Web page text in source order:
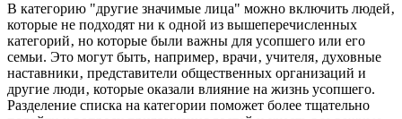
В категорию "другие значимые лица" можно включить людей‚
которые не подходят ни к одной из вышеперечисленных
категорий‚ но которые были важны для усопшего или его
семьи. Это могут быть‚ например‚ врачи‚ учителя‚ духовные
наставники‚ представители общественных организаций и
другие люди‚ которые оказали влияние на жизнь усопшего.
Разделение списка на категории поможет более тщательно